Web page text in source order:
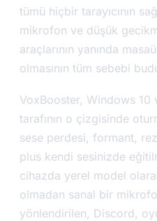
tümü hiçbir tarayıcının
mikrofon ve düşük
araçlarının yanında
olmasının tüm sebebi
VoxBooster, Windows 10
tarafının o çizgisinde
sese perdesi, formant,
plus kendi sesinizde
cihazda yerel model
olmadan sanal bir
yönlendirilen, Discord,